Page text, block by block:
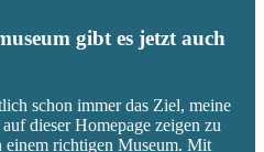
gibt es jetzt auch
schon immer das Ziel, meine
dieser Homepage zeigen zu
einem richtigen Museum. Mit